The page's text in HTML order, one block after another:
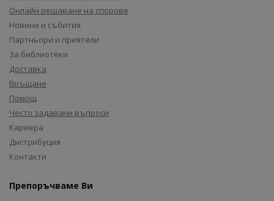
Онлайн решаване на спорове
Новини и събития
Партньори и приятели
За библиотеки
Доставка
Връщане
Помощ
Често задавани въпроси
Кариера
Дистрибуция
Контакти
Препоръчваме Ви